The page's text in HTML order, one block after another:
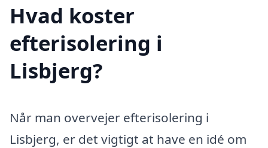
Hvad koster
efterisolering i
Lisbjerg?
Når man overvejer efterisolering i
Lisbjerg, er det vigtigt at have en idé om